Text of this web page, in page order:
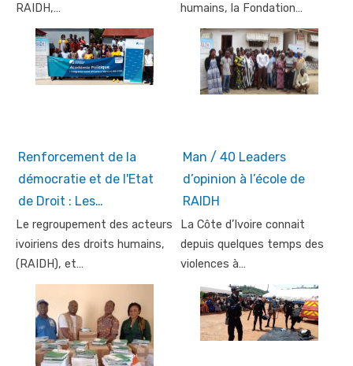
RAIDH,…
humains, la Fondation…
Renforcement de la
démocratie et de l'Etat
de Droit : Les…
Le regroupement des acteurs
ivoiriens des droits humains,
(RAIDH), et…
Man / 40 Leaders
d’opinion à l’école de
RAIDH
La Côte d’Ivoire connait
depuis quelques temps des
violences à…